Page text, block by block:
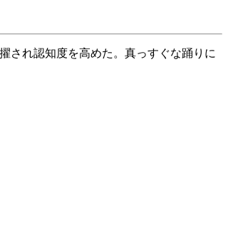
され認知度を高めた。真っすぐな踊りに